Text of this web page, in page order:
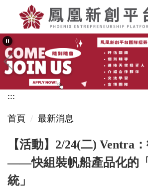
主
要
內
容
區
:::
首頁 最新消息
【活動】2/24(二) Ventra
——快組裝帆船產品化的
統」